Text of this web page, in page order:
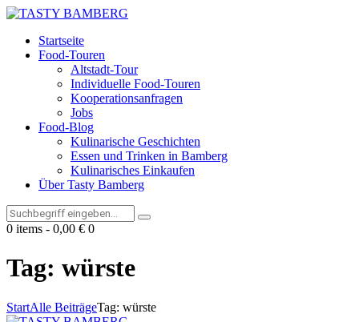
Startseite
Food-Touren
Altstadt-Tour
Individuelle Food-Touren
Kooperationsanfragen
Jobs
Food-Blog
Kulinarische Geschichten
Essen und Trinken in Bamberg
Kulinarisches Einkaufen
Über Tasty Bamberg
0 items - 0,00 € 0
Tag: würste
StartAlle BeiträgeTag: würste